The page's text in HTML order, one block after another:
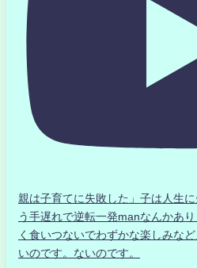
親は子育てに失敗した」子は人生
う手遅れで逆転一発manなんかあ
く食いつないでわずかな楽しみな
いのです。ないのです。